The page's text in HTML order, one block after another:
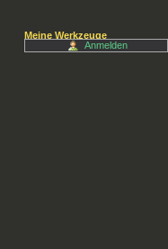
Meine Werkzeuge
Anmelden